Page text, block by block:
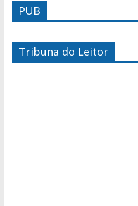
PUB
Tribuna do Leitor